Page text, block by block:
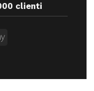
clienti